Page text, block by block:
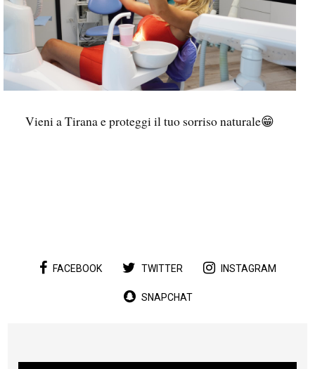
Vieni a Tirana e proteggi il tuo sorriso naturale😁
FACEBOOK TWITTER INSTAGRAM
SNAPCHAT